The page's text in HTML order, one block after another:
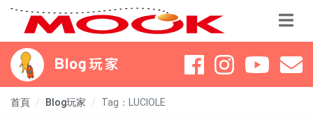
首頁 Blog玩家 Tag：LUCIOLE